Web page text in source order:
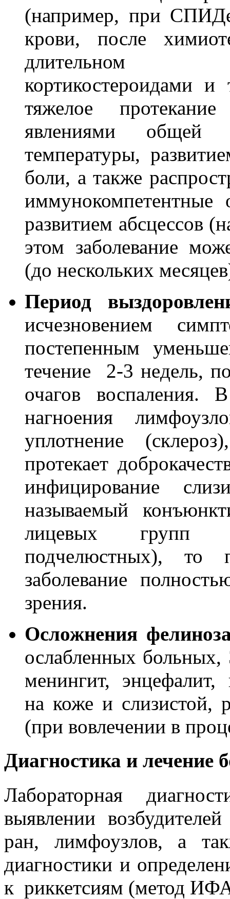
(например, при
крови, после
длительном
кортикостероидами
тяжелое
явлениями общей
температуры,
боли, а также
иммунокомпетентные
развитием абсцессов
этом заболевание
(до нескольких
Период
исчезновением
постепенным
течение 2-3 недель,
очагов воспаления.
нагноения
уплотнение
протекает
инфицирование
называемый
лицевых групп
подчелюстных), то
заболевание
зрения.
Осложнения
ослабленных
менингит, энцефалит,
на коже и слизистой,
(при вовлечении в
Диагностика и лечение
Лабораторная
выявлении
ран, лимфоузлов, а
диагностики и
к риккетсиям (метод